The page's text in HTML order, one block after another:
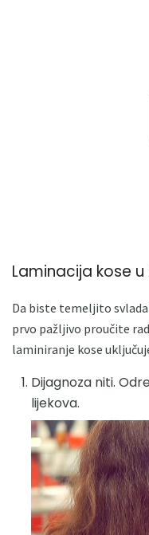
Laminacija kose u
Da biste temeljito
prvo pažljivo proučite
laminiranje kose
Dijagnoza niti.
lijekova.